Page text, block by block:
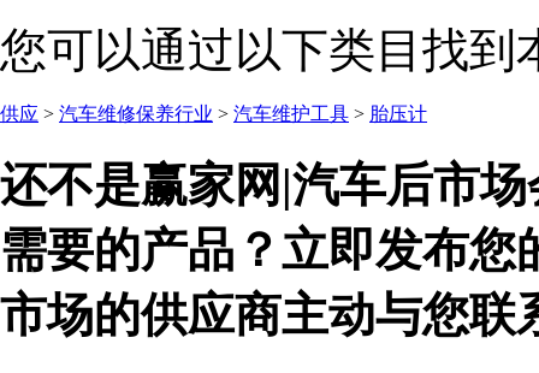
您可以通过以下类目找到
供应 > 汽车维修保养行业 > 汽车维护工具 > 胎压计
还不是赢家网|汽车后市场
需要的产品？立即发布您
市场的供应商主动与您联